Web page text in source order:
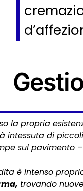
la propria
intessuta di
sul pavimento
è intenso
trovando